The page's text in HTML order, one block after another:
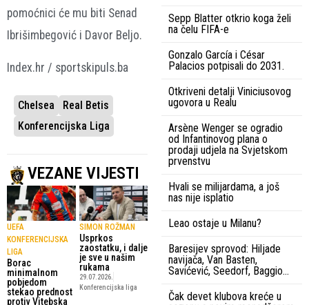
pomoćnici će mu biti Senad
Ibrišimbegović i Davor Beljo.
Index.hr / sportskipuls.ba
Chelsea
Real Betis
Konferencijska Liga
VEZANE VIJESTI
UEFA
KONFERENCIJSKA
LIGA
Borac
minimalnom
pobjedom
stekao prednost
protiv Vitebska
SIMON ROŽMAN
Usprkos
zaostatku, i dalje
je sve u našim
rukama
29.07.2026.
Konferencijska liga
Sepp Blatter otkrio koga želi
na čelu FIFA-e
Gonzalo García i César
Palacios potpisali do 2031.
Otkriveni detalji Viniciusovog
ugovora u Realu
Arsène Wenger se ogradio
od Infantinovog plana o
prodaji udjela na Svjetskom
prvenstvu
Hvali se milijardama, a još
nas nije isplatio
Leao ostaje u Milanu?
Baresijev sprovod: Hiljade
navijača, Van Basten,
Savićević, Seedorf, Baggio…
Čak devet klubova kreće u